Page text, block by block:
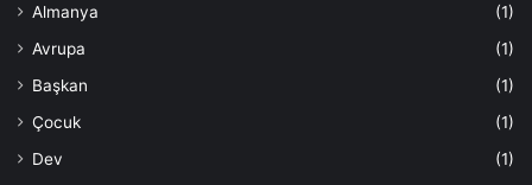
Almanya
(1)
Avrupa
(1)
Başkan
(1)
Çocuk
(1)
Dev
(1)